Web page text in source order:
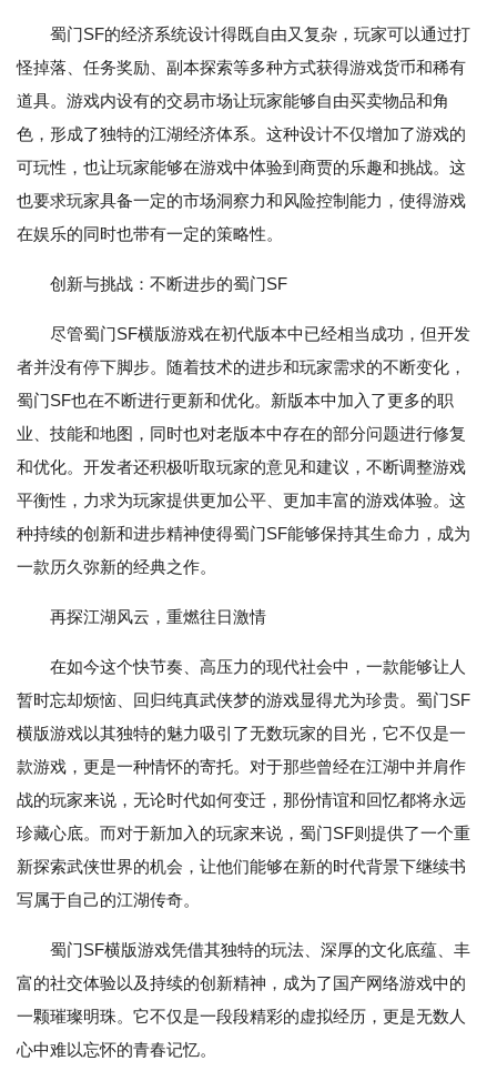
蜀门SF的经济系统设计得既自由又复杂，玩家可以通过打
怪掉落、任务奖励、副本探索等多种方式获得游戏货币和稀有
道具。游戏内设有的交易市场让玩家能够自由买卖物品和角
色，形成了独特的江湖经济体系。这种设计不仅增加了游戏的
可玩性，也让玩家能够在游戏中体验到商贾的乐趣和挑战。这
也要求玩家具备一定的市场洞察力和风险控制能力，使得游戏
在娱乐的同时也带有一定的策略性。
创新与挑战：不断进步的蜀门SF
尽管蜀门SF横版游戏在初代版本中已经相当成功，但开发
者并没有停下脚步。随着技术的进步和玩家需求的不断变化，
蜀门SF也在不断进行更新和优化。新版本中加入了更多的职
业、技能和地图，同时也对老版本中存在的部分问题进行修复
和优化。开发者还积极听取玩家的意见和建议，不断调整游戏
平衡性，力求为玩家提供更加公平、更加丰富的游戏体验。这
种持续的创新和进步精神使得蜀门SF能够保持其生命力，成为
一款历久弥新的经典之作。
再探江湖风云，重燃往日激情
在如今这个快节奏、高压力的现代社会中，一款能够让人
暂时忘却烦恼、回归纯真武侠梦的游戏显得尤为珍贵。蜀门SF
横版游戏以其独特的魅力吸引了无数玩家的目光，它不仅是一
款游戏，更是一种情怀的寄托。对于那些曾经在江湖中并肩作
战的玩家来说，无论时代如何变迁，那份情谊和回忆都将永远
珍藏心底。而对于新加入的玩家来说，蜀门SF则提供了一个重
新探索武侠世界的机会，让他们能够在新的时代背景下继续书
写属于自己的江湖传奇。
蜀门SF横版游戏凭借其独特的玩法、深厚的文化底蕴、丰
富的社交体验以及持续的创新精神，成为了国产网络游戏中的
一颗璀璨明珠。它不仅是一段段精彩的虚拟经历，更是无数人
心中难以忘怀的青春记忆。